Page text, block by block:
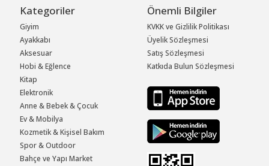
Kategoriler
Giyim
Ayakkabı
Aksesuar
Hobi & Eğlence
Kitap
Elektronik
Anne & Bebek & Çocuk
Ev & Mobilya
Kozmetik & Kişisel Bakım
Spor & Outdoor
Bahçe ve Yapı Market
Önemli Bilgiler
KVKK ve Gizlilik Politikası
Üyelik Sözleşmesi
Satış Sözleşmesi
Katkıda Bulun Sözleşmesi